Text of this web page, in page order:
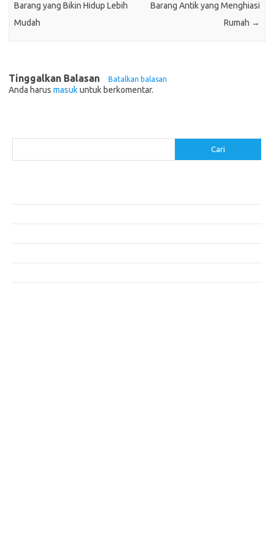
Barang yang Bikin Hidup Lebih
Mudah
Barang Antik yang Menghiasi
Rumah →
Tinggalkan Balasan Batalkan balasan
Anda harus masukuntuk berkomentar.
Cari